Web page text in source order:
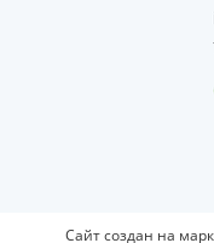
Сайт создан на